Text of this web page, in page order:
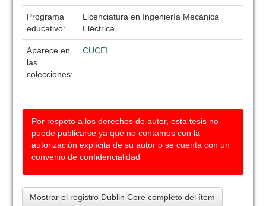
Programa
educativo:
Licenciatura en Ingeniería Mecánica
Eléctrica
Aparece en
las
colecciones:
CUCEI
Por respeto a los derechos de autor, esta tesis no
puede publicarse ya que no contamos con la
autorización explícita de su autor o se cuenta con un
convenio de confidencialidad
Mostrar el registro Dublin Core completo del ítem